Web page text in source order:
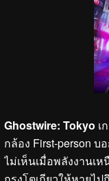
Ghostwire: Tokyo เ
กล้อง First-person บ
ไม่เห็นเมื่อพลังงานเ